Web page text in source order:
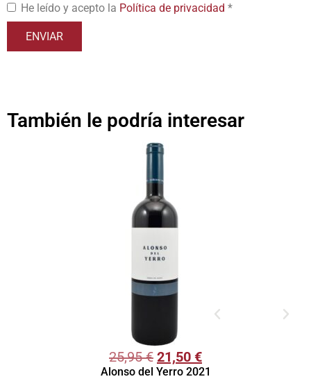
He leído y acepto la Política de privacidad *
También le podría interesar
25,95€ 21,50 €
Alonso del Yerro 2021